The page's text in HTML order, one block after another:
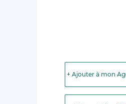
+ Ajouter à mon